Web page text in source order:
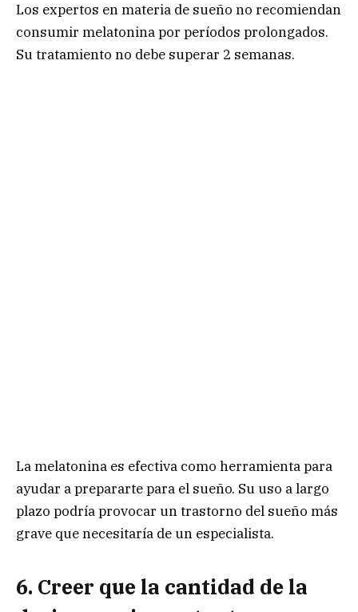
Los expertos en materia de sueño no recomiendan
consumir melatonina por períodos prolongados.
Su tratamiento no debe superar 2 semanas.
La melatonina es efectiva como herramienta para
ayudar a prepararte para el sueño. Su uso a largo
plazo podría provocar un trastorno del sueño más
grave que necesitaría de un especialista.
6. Creer que la cantidad de la